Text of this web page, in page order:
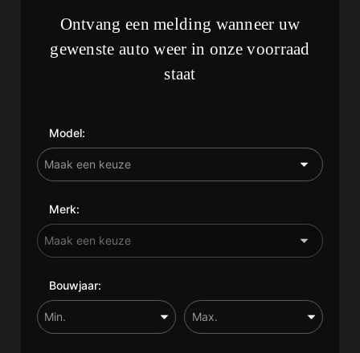
Ontvang een melding wanneer uw
gewenste auto weer in onze voorraad
staat
Model:
Merk:
Bouwjaar: